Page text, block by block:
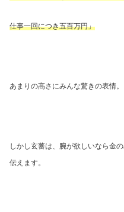
仕事一回につき五百万円」
あまりの高さにみんな驚きの表情。
しかし玄蕃は、腕が欲しいなら金
伝えます。